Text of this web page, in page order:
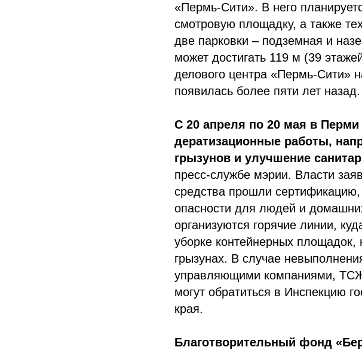
«Пермь-Сити». В него
смотровую площадку, а также
две парковки – подземная и
может достигать 119 м (39
делового центра «Пермь-Сити»
появилась более пяти лет назад.
С 20 апреля по 20 мая в
дератизационные работы,
грызунов и улучшение
пресс-службе мэрии. Власти
средства прошли
опасности для людей и
организуются горячие линии,
уборке контейнерных площадок,
грызунах. В случае
управляющими компаниями,
могут обратиться в Инспекцию
края.
Благотворительный фонд